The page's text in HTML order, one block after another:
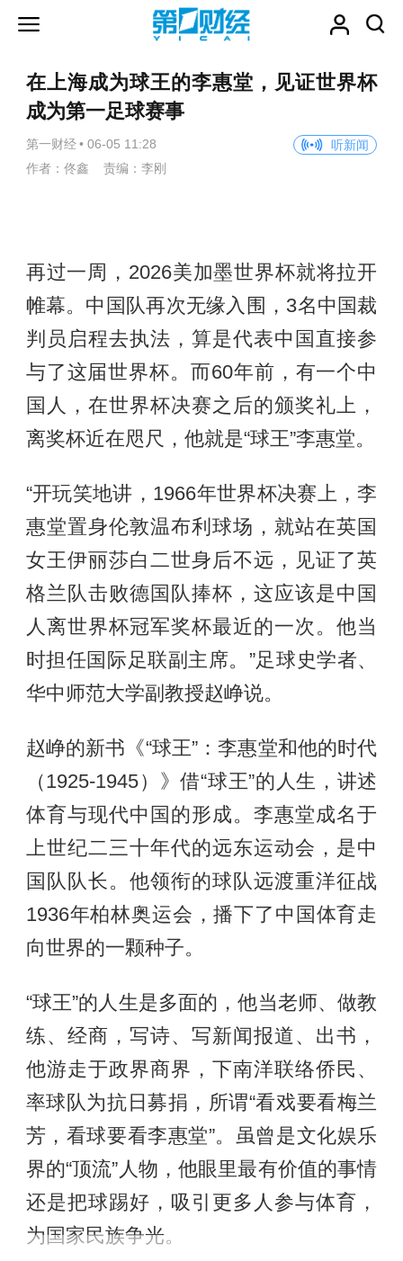
在上海成为球王的李惠堂，见证世界杯
成为第一足球赛事
第一财经 • 06-05 11:28
听新闻
作者：佟鑫 责编：李刚
再过一周，2026美加墨世界杯就将拉开
帷幕。中国队再次无缘入围，3名中国裁
判员启程去执法，算是代表中国直接参
与了这届世界杯。而60年前，有一个中
国人，在世界杯决赛之后的颁奖礼上，
离奖杯近在咫尺，他就是“球王”李惠堂。
“开玩笑地讲，1966年世界杯决赛上，李
惠堂置身伦敦温布利球场，就站在英国
女王伊丽莎白二世身后不远，见证了英
格兰队击败德国队捧杯，这应该是中国
人离世界杯冠军奖杯最近的一次。他当
时担任国际足联副主席。”足球史学者、
华中师范大学副教授赵峥说。
赵峥的新书《“球王”：李惠堂和他的时代
（1925-1945）》借“球王”的人生，讲述
体育与现代中国的形成。李惠堂成名于
上世纪二三十年代的远东运动会，是中
国队队长。他领衔的球队远渡重洋征战
1936年柏林奥运会，播下了中国体育走
向世界的一颗种子。
“球王”的人生是多面的，他当老师、做教
练、经商，写诗、写新闻报道、出书，
他游走于政界商界，下南洋联络侨民、
率球队为抗日募捐，所谓“看戏要看梅兰
芳，看球要看李惠堂”。虽曾是文化娱乐
界的“顶流”人物，他眼里最有价值的事情
还是把球踢好，吸引更多人参与体育，
为国家民族争光。